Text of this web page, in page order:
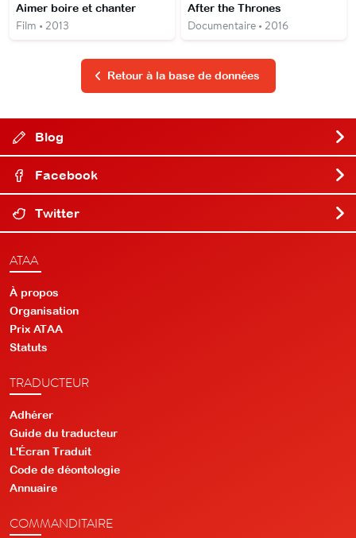
Aimer boire et chanter
Film • 2013
After the Thrones
Documentaire • 2016
Retour à la base de données
Blog
Facebook
Twitter
ATAA
À propos
Organisation
Prix ATAA
Statuts
TRADUCTEUR
Adhérer
Guide du traducteur
L'Écran Traduit
Code de déontologie
Annuaire
COMMANDITAIRE